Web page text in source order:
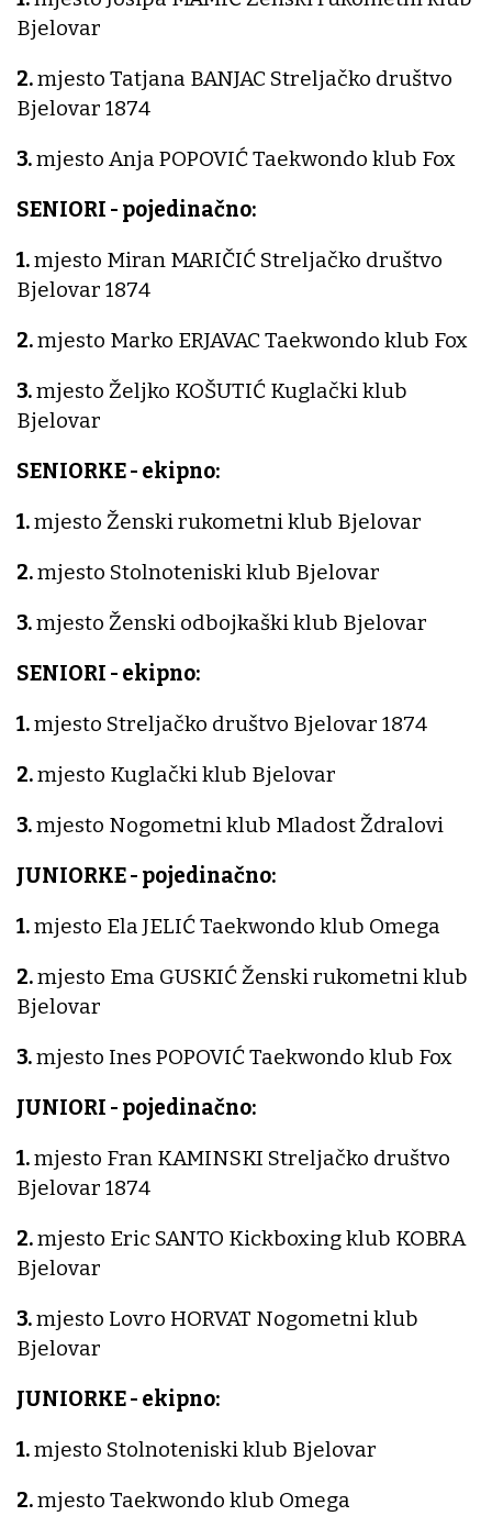
Bjelovar
2.mjesto Tatjana BANJAC Streljačko društvo
Bjelovar 1874
3.mjesto Anja POPOVIĆ Taekwondo klub Fox
SENIORI - pojedinačno:
1.mjesto Miran MARIČIĆ Streljačko društvo
Bjelovar 1874
2.mjesto Marko ERJAVAC Taekwondo klub Fox
3.mjesto Željko KOŠUTIĆ Kuglački klub
Bjelovar
SENIORKE - ekipno:
1.mjesto Ženski rukometni klub Bjelovar
2.mjesto Stolnoteniski klub Bjelovar
3.mjesto Ženski odbojkaški klub Bjelovar
SENIORI - ekipno:
1.mjesto Streljačko društvo Bjelovar 1874
2.mjesto Kuglački klub Bjelovar
3.mjesto Nogometni klub Mladost Ždralovi
JUNIORKE - pojedinačno:
1.mjesto Ela JELIĆ Taekwondo klub Omega
2.mjesto Ema GUSKIĆ Ženski rukometni klub
Bjelovar
3.mjesto Ines POPOVIĆ Taekwondo klub Fox
JUNIORI - pojedinačno:
1.mjesto Fran KAMINSKI Streljačko društvo
Bjelovar 1874
2.mjesto Eric SANTO Kickboxing klub KOBRA
Bjelovar
3.mjesto Lovro HORVAT Nogometni klub
Bjelovar
JUNIORKE - ekipno:
1.mjesto Stolnoteniski klub Bjelovar
2.mjesto Taekwondo klub Omega